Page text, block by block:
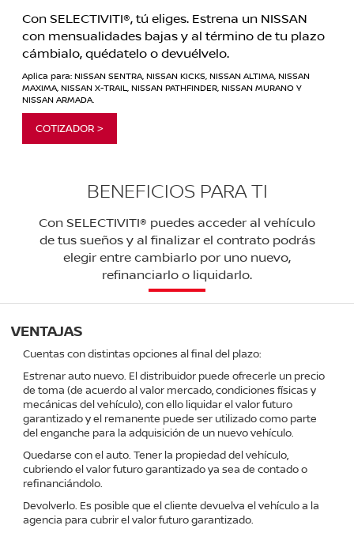
Con SELECTIVITI®, tú eliges. Estrena un NISSAN
con mensualidades bajas y al término de tu plazo
cámbialo, quédatelo o devuélvelo.
Aplica para: NISSAN SENTRA, NISSAN KICKS, NISSAN ALTIMA, NISSAN
MAXIMA, NISSAN X-TRAIL, NISSAN PATHFINDER, NISSAN MURANO Y
NISSAN ARMADA.
COTIZADOR >
BENEFICIOS PARA TI
Con SELECTIVITI® puedes acceder al vehículo
de tus sueños y al finalizar el contrato podrás
elegir entre cambiarlo por uno nuevo,
refinanciarlo o liquidarlo.
VENTAJAS
Cuentas con distintas opciones al final del plazo:
Estrenar auto nuevo. El distribuidor puede ofrecerle un precio
de toma (de acuerdo al valor mercado, condiciones físicas y
mecánicas del vehículo), con ello liquidar el valor futuro
garantizado y el remanente puede ser utilizado como parte
del enganche para la adquisición de un nuevo vehículo.
Quedarse con el auto. Tener la propiedad del vehículo,
cubriendo el valor futuro garantizado ya sea de contado o
refinanciándolo.
Devolverlo. Es posible que el cliente devuelva el vehículo a la
agencia para cubrir el valor futuro garantizado.